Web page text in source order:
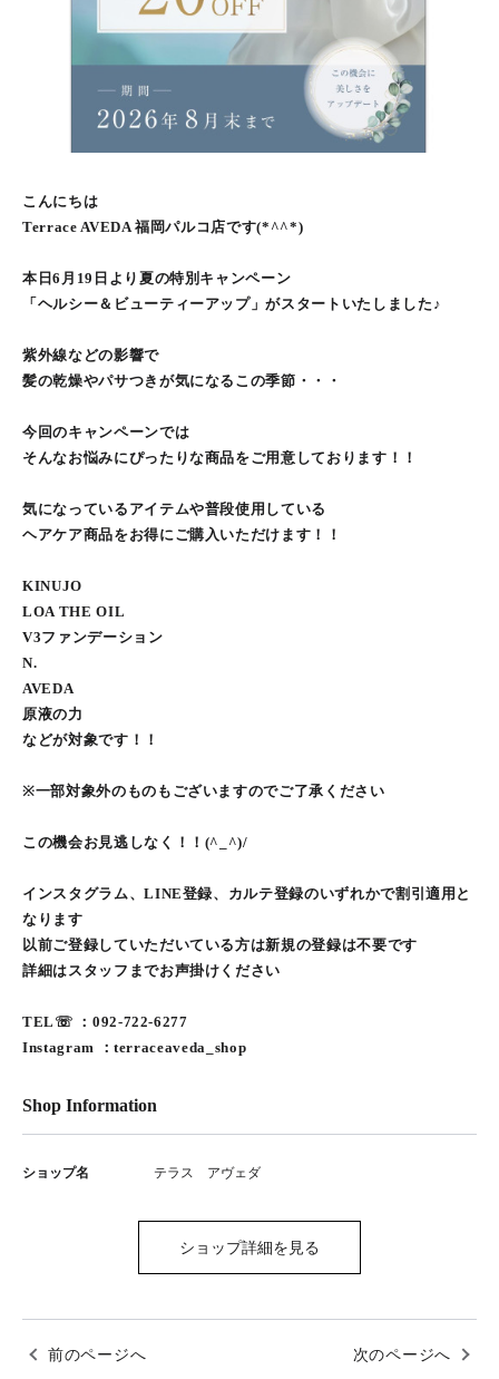
こんにちは
Terrace AVEDA 福岡パルコ店です(*^^*)
本日6月19日より夏の特別キャンペーン
「ヘルシー＆ビューティーアップ」がスタートいたしました♪
紫外線などの影響で
髪の乾燥やパサつきが気になるこの季節・・・
今回のキャンペーンでは
そんなお悩みにぴったりな商品をご用意しております！！
気になっているアイテムや普段使用している
ヘアケア商品をお得にご購入いただけます！！
KINUJO
LOA THE OIL
V3ファンデーション
N.
AVEDA
原液の力
などが対象です！！
※一部対象外のものもございますのでご了承ください
この機会お見逃しなく！！(^_^)/
インスタグラム、LINE登録、カルテ登録のいずれかで割引適用と
なります
以前ご登録していただいている方は新規の登録は不要です
詳細はスタッフまでお声掛けください
TEL☏ ：092-722-6277
Instagram ：terraceaveda_shop
Shop Information
ショップ名 テラス アヴェダ
ショップ詳細を見る
前のページへ 次のページへ